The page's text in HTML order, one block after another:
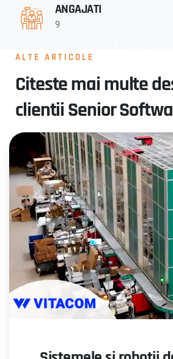
ANGAJATI
9
ALTE ARTICOLE
Citeste mai multe
clientii Senior